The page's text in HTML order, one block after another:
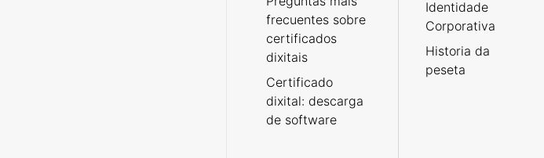
frecuentes sobre
certificados
dixitais
Certificado
dixital: descarga
de software
Identidade
Corporativa
Historia da
peseta